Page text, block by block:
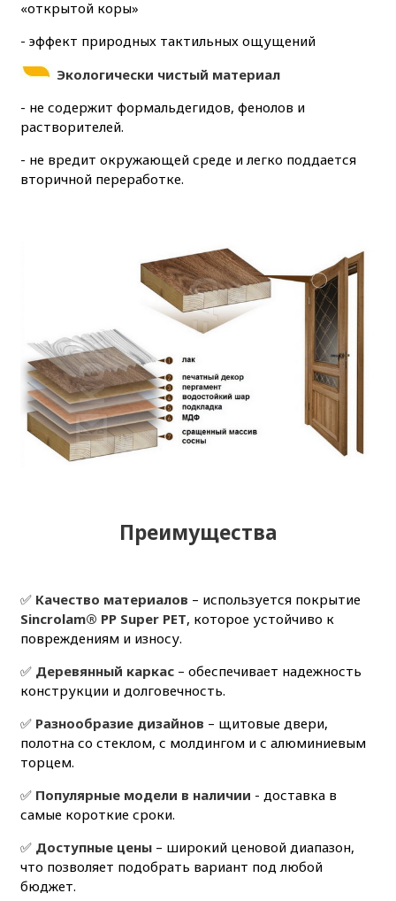
«открытой коры»
- эффект природных тактильных ощущений
Экологически чистый материал
- не содержит формальдегидов, фенолов и
растворителей.
- не вредит окружающей среде и легко поддается
вторичной переработке.
Преимущества
✅ Качество материалов – используется покрытие
Sincrolam® PP Super PET, которое устойчиво к
повреждениям и износу.
✅ Деревянный каркас– обеспечивает надежность
конструкции и долговечность.
✅ Разнообразие дизайнов – щитовые двери,
полотна со стеклом, с молдингом и с алюминиевым
торцем.
✅ Популярные модели в наличии - доставка в
самые короткие сроки.
✅ Доступные цены– широкий ценовой диапазон,
что позволяет подобрать вариант под любой
бюджет.